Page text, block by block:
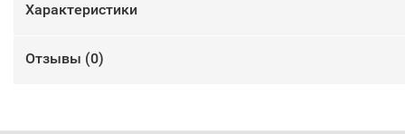
Характеристики
Отзывы (0)